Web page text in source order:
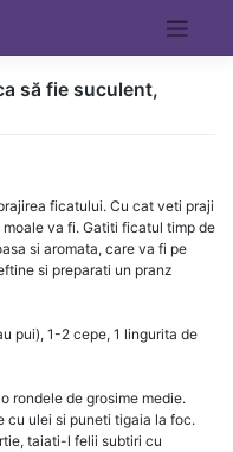
să fie suculent,
ficatului. Cu cat veti praji
va fi. Gatiti ficatul timp de
si aromata, care va fi pe
si preparati un pranz
pui), 1-2 cepe, 1 lingurita de
rondele de grosime medie.
ulei si puneti tigaia la foc.
taiati-l felii subtiri cu